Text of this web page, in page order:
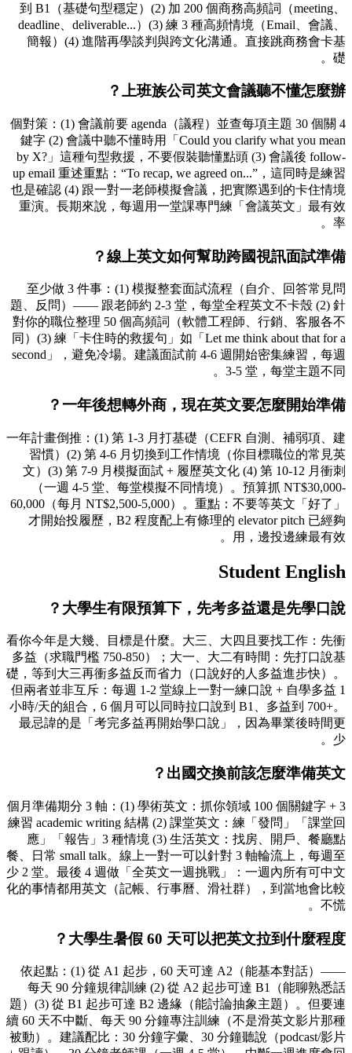
到 B1（基礎句型穩定）(2) 加 200 個商務高頻詞（meeting、
deadline、deliverable...）(3) 練 3 種高頻情境（Email、會議、
簡報）(4) 進階再學談判與跨文化溝通。直接跳商務會卡基
礎。
上班族公司英文會議聽不懂怎麼辦？
4 個對策：(1) 會議前要 agenda（議程）並查每項主題 30 個關
鍵字 (2) 會議中聽不懂時用「Could you clarify what you mean
by X?」這種句型救援，不要假裝聽懂點頭 (3) 會議後 follow-
up email 重述重點：“To recap, we agreed on...”，這同時是練習
也是確認 (4) 跟一對一老師模擬會議，把實際遇到的卡住情境
重演。長期來說，每週用一堂課專門練「會議英文」最有效
率。
線上英文如何幫助跨國視訊面試準備？
至少做 3 件事：(1) 模擬整套面試流程（自介、回答常見問
題、反問）—— 跟老師約 2-3 堂，每堂全程英文不卡殼 (2) 針
對你的職位整理 50 個高頻詞（軟體工程師、行銷、客服各不
同）(3) 練「卡住時的救援句」如「Let me think about that for a
second」，避免冷場。建議面試前 4-6 週開始密集練習，每週
3-5 堂，每堂主題不同。
一年後想轉外商，現在英文要怎麼開始準備？
一年計畫倒推：(1) 第 1-3 月打基礎（CEFR 自測、補弱項、建
習慣）(2) 第 4-6 月切換到工作情境（你目標職位的常見英
文）(3) 第 7-9 月模擬面試 + 履歷英文化 (4) 第 10-12 月衝刺
（一週 4-5 堂、每堂模擬不同情境）。預算抓 NT$30,000-
60,000（每月 NT$2,500-5,000）。重點：不要等英文「好了」
才開始投履歷，B2 程度配上有條理的 elevator pitch 已經夠
用，邊投邊練最有效。
Student English
大學生有限預算下，先考多益還是先學口說？
看你今年是大幾、目標是什麼。大三、大四且要找工作：先衝
多益（求職門檻 750-850）；大一、大二有時間：先打口說基
礎，等到大三再衝多益反而省力（口說好的人多益進步快）。
但兩者並非互斥：每週 1-2 堂線上一對一練口說 + 自學多益 1
小時/天的組合，6 個月可以同時拉口說到 B1、多益到 700+。
最忌諱的是「考完多益再開始學口說」，因為畢業後時間更
少。
出國交換前該怎麼準備英文？
3 個月準備期分 3 軸：(1) 學術英文：抓你領域 100 個關鍵字 +
練習 academic writing 結構 (2) 課堂英文：練「發問」「課堂回
應」「報告」3 種情境 (3) 生活英文：找房、開戶、餐廳點
餐、日常 small talk。線上一對一可以針對 3 軸輪流上，每週至
少 2 堂。最後 4 週做「全英文一週挑戰」：一週內所有可中文
化的事情都用英文（記帳、行事曆、滑社群），到當地會比較
不慌。
大學生暑假 60 天可以把英文拉到什麼程度？
依起點：(1) 從 A1 起步，60 天可達 A2（能基本對話）——
每天 90 分鐘規律訓練 (2) 從 A2 起步可達 B1（能聊熟悉話
題）(3) 從 B1 起步可達 B2 邊緣（能討論抽象主題）。但要連
續 60 天不中斷、每天 90 分鐘專注訓練（不是滑英文影片那種
被動）。建議配比：30 分鐘字彙、30 分鐘聽說（podcast/影片